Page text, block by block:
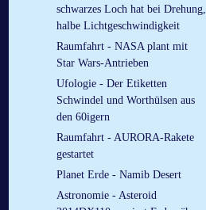
schwarzes Loch hat bei Drehung,
halbe Lichtgeschwindigkeit
Raumfahrt - NASA plant mit
Star Wars-Antrieben
Ufologie - Der Etiketten
Schwindel und Worthülsen aus
den 60igern
Raumfahrt - AURORA-Rakete
gestartet
Planet Erde - Namib Desert
Astronomie - Asteroid